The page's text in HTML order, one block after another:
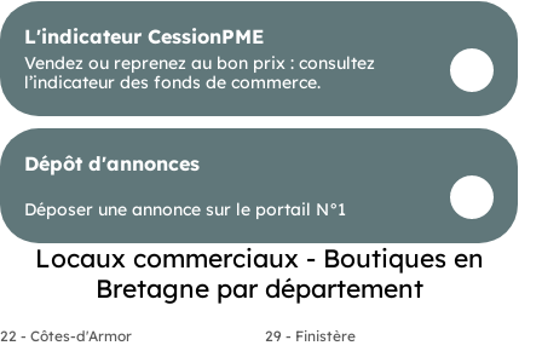
L'indicateur CessionPME
Vendez ou reprenez au bon prix : consultez
l’indicateur des fonds de commerce.
Dépôt d'annonces
Déposer une annonce sur le portail N°1
Locaux commerciaux - Boutiques en
Bretagne par département
22 - Côtes-d'Armor
29 - Finistère